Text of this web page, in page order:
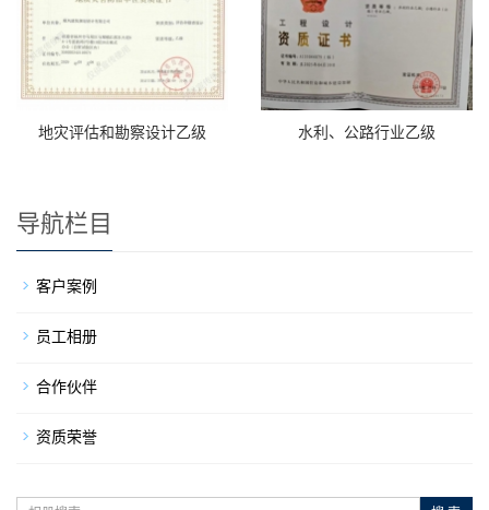
地灾评估和勘察设计乙级 水利、公路行业乙级
导航栏目
客户案例
员工相册
合作伙伴
资质荣誉